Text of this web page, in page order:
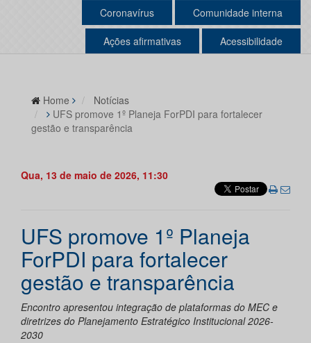
Coronavírus Comunidade interna
Ações afirmativas Acessibilidade
Home
Notícias
UFS promove 1º Planeja ForPDI para fortalecer
gestão e transparência
Qua, 13 de maio de 2026, 11:30
UFS promove 1º Planeja
ForPDI para fortalecer
gestão e transparência
Encontro apresentou integração de plataformas do MEC e
diretrizes do Planejamento Estratégico Institucional 2026-
2030